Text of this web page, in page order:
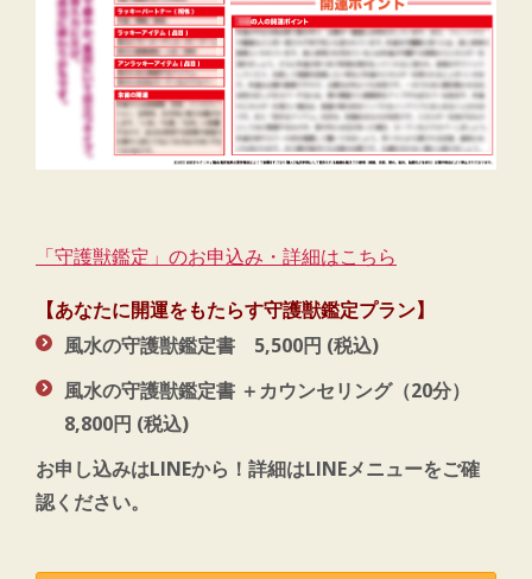
「守護獣鑑定」のお申込み・詳細はこちら
【あなたに開運をもたらす守護獣鑑定プラン】
風水の守護獣鑑定書 5,500円 (税込)
風水の守護獣鑑定書 ＋カウンセリング（20分）
8,800円 (税込)
お申し込みはLINEから！詳細はLINEメニューをご確
認ください。